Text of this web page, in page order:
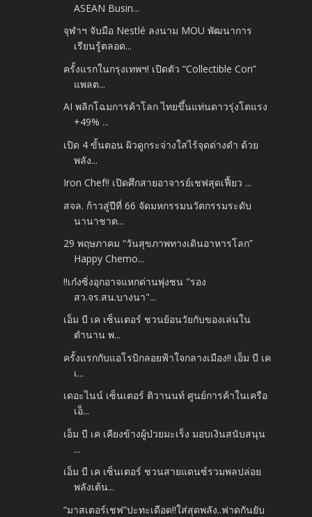
ASEAN Busin...
จุฬาฯ จับมือ Nestlé ลงนาม MOU พัฒนาการ
เรียนรู้ตลอด...
ครั้งแรกในกรุงเทพฯ! เปิดตัว “Collectible Con”
แพลต...
AI พลิกโฉมการค้าโลก ไทยขึ้นแท่นดาวรุ่งโตแรง
+49% ...
เปิด 4 ขั้นตอน ผิวดูกระจ่างใสไร้จุดด่างดำ ด้วย
พลัง...
Iron Chef!! เปิดศึกสายอาจารย์เชฟสุดเฟี้ยว ...
สจล. ก้าวสู่ปีที่ 66 จัดมหกรรมนวัตกรรมระดับ
นานาชาต...
29 พฤษภาคม “วันสุขภาพทางเดินอาหารโลก”
Happy Chemo...
‼️เก๋งซิ่งอุกอาจแหกด่านพุ่งชน "รอง
สว.จร.สน.บางนา"...
เอ็ม บี เค เซ็นเตอร์ ชวนย้อนวัยกับของเล่นใน
ตำนาน พ...
ครั้งแรกกับแอโรบิกลอยฟ้าใจกลางเมือง!! เอ็ม บี เค
เ...
เดอะไนน์ เซ็นเตอร์ ติวานนท์ ศูนย์การค้าในเครือ
เอ็...
เอ็ม บี เค เคียงข้างผู้ป่วยมะเร็ง มอบเงินสนับสนุน
...
เอ็ม บี เค เซ็นเตอร์ ชวนสายแดนซ์รวมพลปล่อย
พลังเต้น...
“มาสเตอร์เชฟ”ปะทะเดือด!!ใส่สุดพลัง..ฟาดกันยับ